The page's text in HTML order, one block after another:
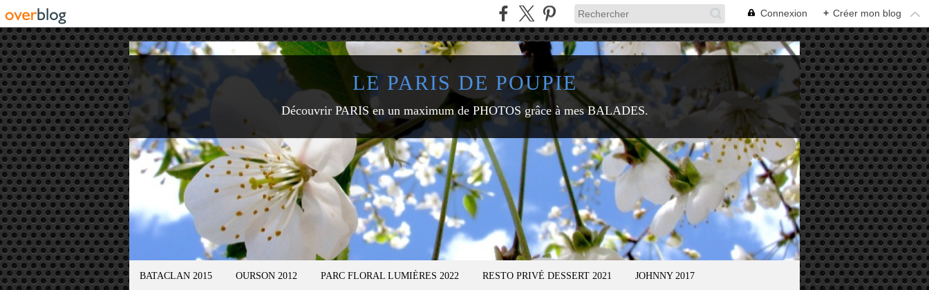
Connexion + Créer mon blog
LE PARIS DE POUPIE
Découvrir PARIS en un maximum de PHOTOS grâce à mes BALADES.
BATACLAN 2015 OURSON 2012 PARC FLORAL LUMIÈRES 2022 RESTO PRIVÉ DESSERT 2021 JOHNNY 2017